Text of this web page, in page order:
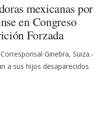
mexicanas por
en Congreso
Forzada
Ginebra, Suiza.-
a sus hijos desaparecidos